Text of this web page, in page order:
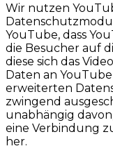
Wir nutzen
YouTube, dass
die Besucher auf
diese sich das
Daten an
erweiterten
zwingend
unabhängig
eine Verbindung
her.